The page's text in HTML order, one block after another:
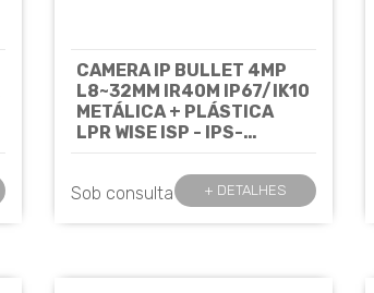
CAMERA IP BULLET 4MP
L8~32MM IR40M IP67/IK10
METÁLICA + PLÁSTICA
LPR WISE ISP - IPS-
Cód: 8342
Sob consulta + DETALHES